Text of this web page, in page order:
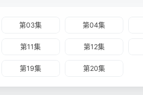
第03集 第04集
第11集 第12集
第19集 第20集